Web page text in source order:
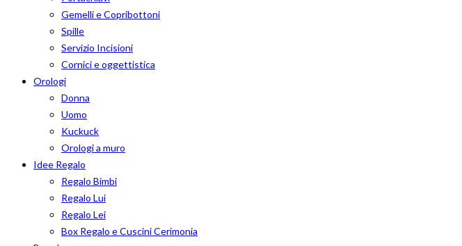
Gemelli e Copribottoni
Spille
Servizio Incisioni
Cornici e oggettistica
Orologi
Donna
Uomo
Kuckuck
Orologi a muro
Idee Regalo
Regalo Bimbi
Regalo Lui
Regalo Lei
Box Regalo e Cuscini Cerimonia